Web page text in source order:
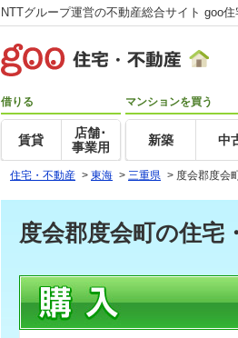
NTTグループ運営の不動産総合サイト goo
借りる
賃貸
店舗･
事業用
マンションを買う
新築 中
住宅・不動産 > 東海 > 三重県 > 度会郡度会
度会郡度会町の住宅